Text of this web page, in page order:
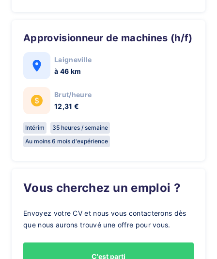
Approvisionneur de machines (h/f)
Laigneville
à 46 km
Brut/heure
12,31 €
Intérim
35 heures / semaine
Au moins 6 mois d'expérience
Vous cherchez un emploi ?
Envoyez votre CV et nous vous contacterons dès
que nous aurons trouvé une offre pour vous.
C'est parti